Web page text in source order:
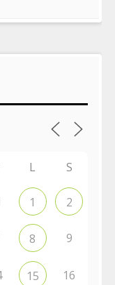
L S
1 2
8 9
15 16